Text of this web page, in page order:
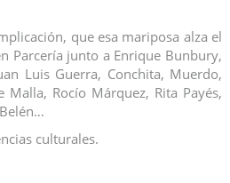
que esa mariposa alza el
Parcería junto a Enrique Bunbury,
Luis Guerra, Conchita, Muerdo,
Malla, Rocío Márquez, Rita Payés,
culturales.